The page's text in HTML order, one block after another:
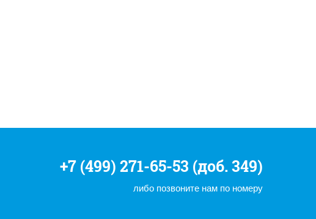
+7 (499) 271-65-53 (доб. 349)
либо позвоните нам по номеру